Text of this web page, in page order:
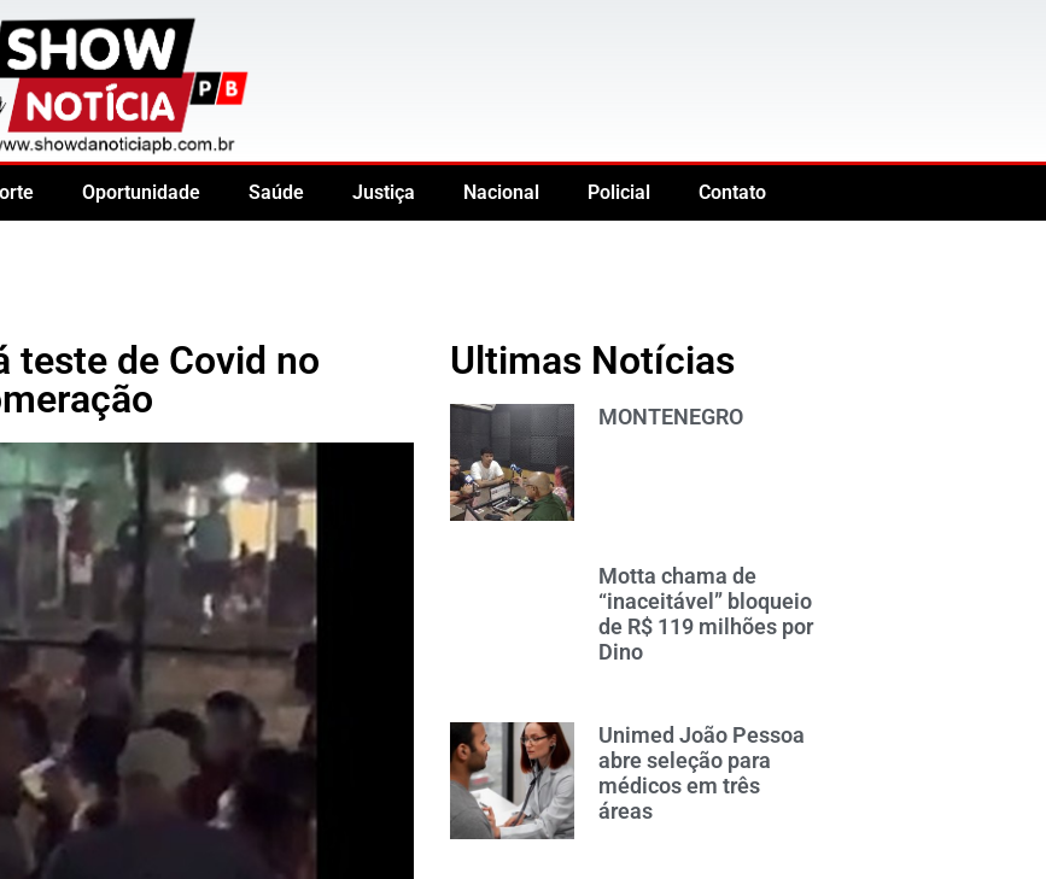
Oportunidade Saúde Justiça Nacional Policial Contato
teste de Covid no
Ultimas Notícias
MONTENEGRO
Motta chama de
“inaceitável” bloqueio
de R$ 119 milhões por
Dino
Unimed João Pessoa
abre seleção para
médicos em três
áreas